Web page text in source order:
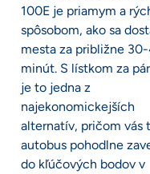
100E je priamym a
spôsobom, ako sa
mesta za približne
minút. S lístkom za
je to jedna z
najekonomickejších
alternatív, pričom vás
autobus pohodlne
do kľúčových bodov v